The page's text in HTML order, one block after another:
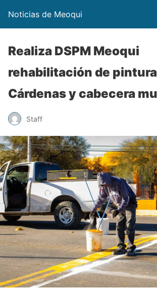
Noticias de Meoqui
Realiza DSPM Meoqui
rehabilitación de
Cárdenas y cabecera
Staff